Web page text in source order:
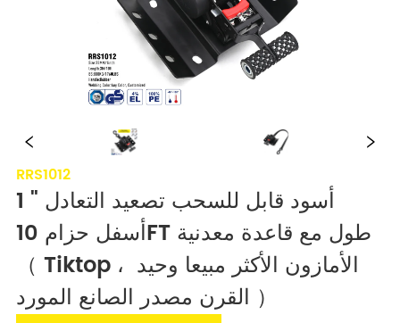
RRS1012
1 "أسود قابل للسحب تصعيد التعادل
أسفل حزام 10FT طول مع قاعدة معدنية
（ Tiktop ، الأمازون الأكثر مبيعا وحيد
القرن مصدر الصانع المورد ）